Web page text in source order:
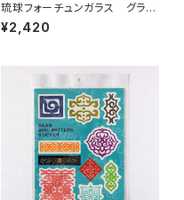
琉球フォーチュンガラス グラ
ス -glass- 【自分や友人、家
族、推しの幸せを願うグラス】
¥2,420